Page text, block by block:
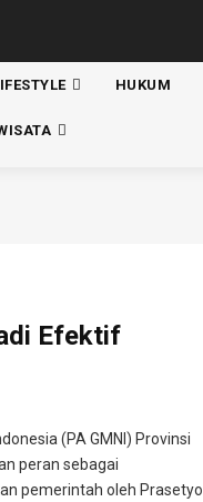
HUKUM
Efektif
(PA GMNI) Provinsi
peran sebagai
pemerintah oleh Prasetyo